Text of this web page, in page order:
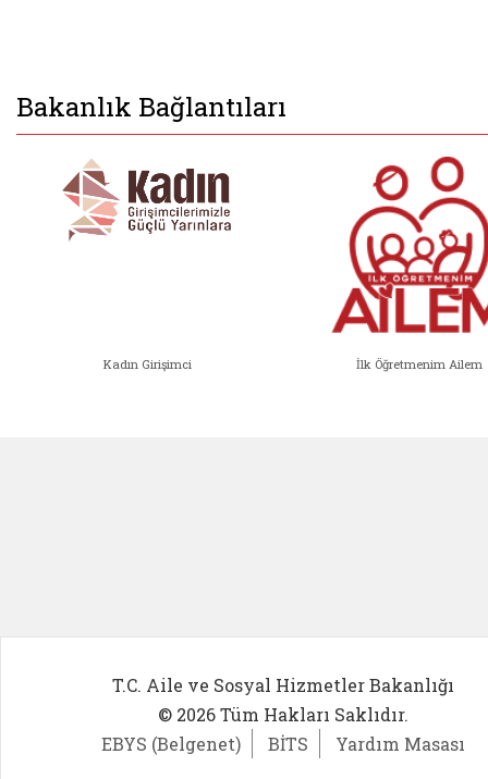
Bakanlık Bağlantıları
Kadın Girişimci İlk Öğretmenim Ailem
T.C. Aile ve Sosyal Hizmetler Bakanlığı
© 2026 Tüm Hakları Saklıdır.
EBYS (Belgenet)
BİTS Yardım Masası